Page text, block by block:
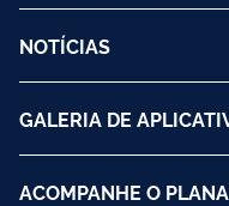
NOTÍCIAS
GALERIA DE
ACOMPANHE O